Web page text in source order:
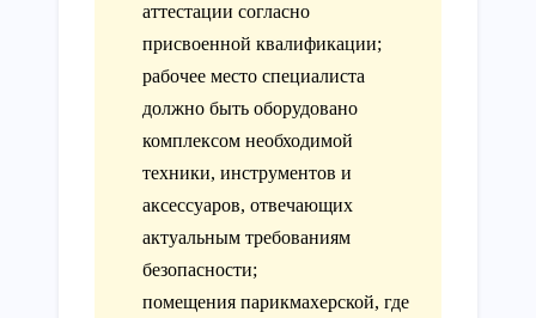
аттестации согласно
присвоенной квалификации;
рабочее место специалиста
должно быть оборудовано
комплексом необходимой
техники, инструментов и
аксессуаров, отвечающих
актуальным требованиям
безопасности;
помещения парикмахерской, где